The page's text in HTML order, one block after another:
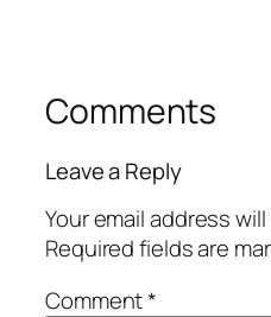
Comments
Leave a Reply
Your email address
Required fields are
Comment*